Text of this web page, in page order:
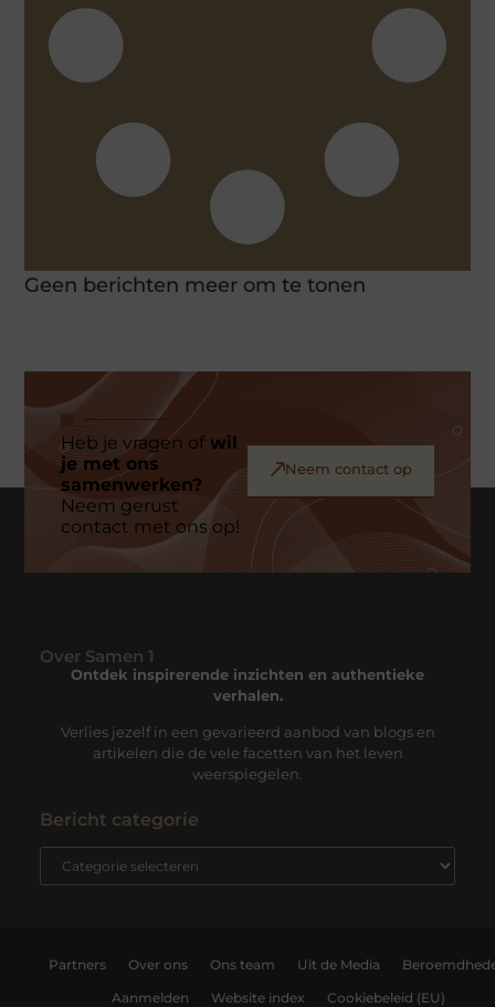
Geen berichten meer om te tonen
Heb je vragen ofwil
je met ons
samenwerken?
Neem gerust
contact met ons op!
Neem contact op
Over Samen 1
Ontdek inspirerende inzichten en authentieke
verhalen.
Verlies jezelf in een gevarieerd aanbod van blogs en
artikelen die de vele facetten van het leven
weerspiegelen.
Bericht categorie
Partners Over ons Ons team Uit de Media
Aanmelden Website index Cookiebeleid (EU)